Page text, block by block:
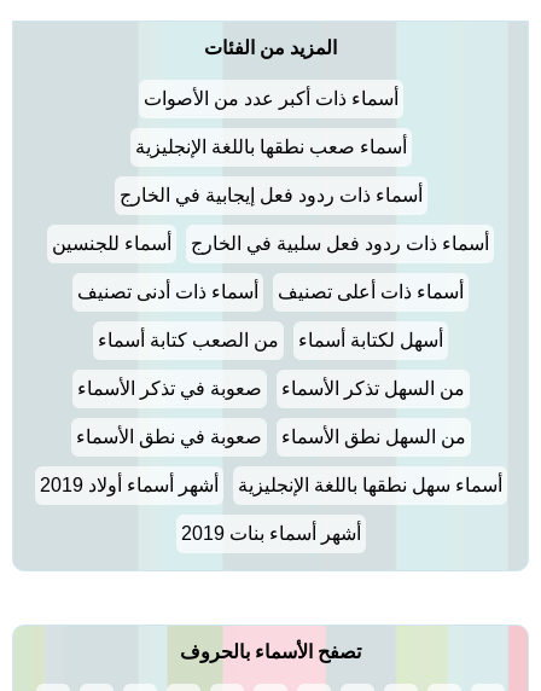
المزيد من الفئات
أسماء ذات أكبر عدد من الأصوات
أسماء صعب نطقها باللغة الإنجليزية
أسماء ذات ردود فعل إيجابية في الخارج
أسماء ذات ردود فعل سلبية في الخارج أسماء للجنسين
أسماء ذات أعلى تصنيف أسماء ذات أدنى تصنيف
أسهل لكتابة أسماء من الصعب كتابة أسماء
من السهل تذكر الأسماء صعوبة في تذكر الأسماء
من السهل نطق الأسماء صعوبة في نطق الأسماء
أسماء سهل نطقها باللغة الإنجليزية أشهر أسماء أولاد 2019
أشهر أسماء بنات 2019
تصفح الأسماء بالحروف